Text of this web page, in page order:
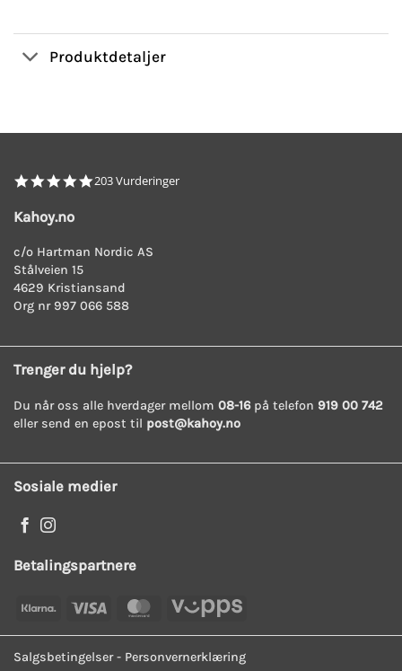
Produktdetaljer
4.8
203 Vurderinger
Kahoy.no
c/o Hartman Nordic AS
Stålveien 15
4629 Kristiansand
Org nr 997 066 588
Trenger du hjelp?
Du når oss alle hverdager mellom 08-16på telefon 919 00 742
eller send en epost til post@kahoy.no
Sosiale medier
Betalingspartnere
Klarna Visa MasterCard Vipps
Salgsbetingelser- Personvernerklæring